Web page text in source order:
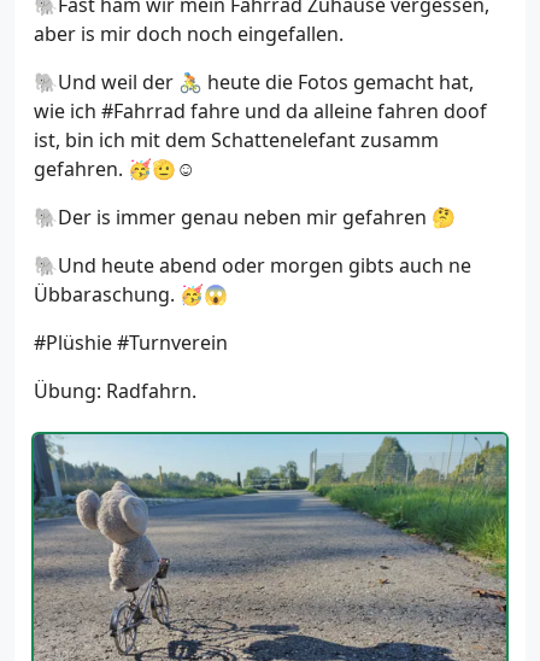
aber is mir doch noch eingefallen.
🐘Und weil der 🚴 heute die Fotos gemacht hat,
wie ich #Fahrrad fahre und da alleine fahren doof
ist, bin ich mit dem Schattenelefant zusamm
gefahren. 🥳🫡☺️
🐘Der is immer genau neben mir gefahren 🤔
🐘Und heute abend oder morgen gibts auch ne
Übbaraschung. 🥳😱
#Plüshie #Turnverein
Übung: Radfahrn.